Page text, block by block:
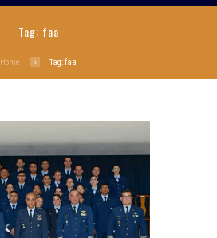
Tag: faa
Home Tag: faa